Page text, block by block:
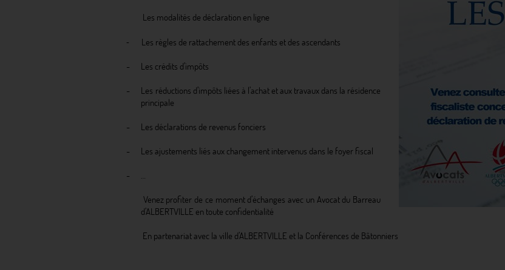
Les modalités de déclaration en ligne
- Les règles de rattachement des enfants et des ascendants
- Les crédits d’impôts
-
Les réductions d’impôts liées à l’achat et aux travaux dans la résidence
principale
- Les déclarations de revenus fonciers
- Les ajustements liés aux changement intervenus dans le foyer fiscal
- …
Venez profiter de ce moment d’échanges avec un Avocat du Barreau
d’ALBERTVILLE en toute confidentialité
En partenariat avec la ville d’ALBERTVILLE et la Conférences de Bâtonniers